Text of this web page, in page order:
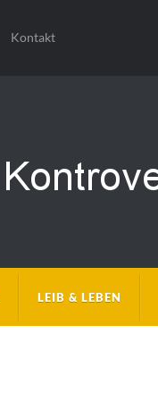
Kontakt
LEIB & LEBEN